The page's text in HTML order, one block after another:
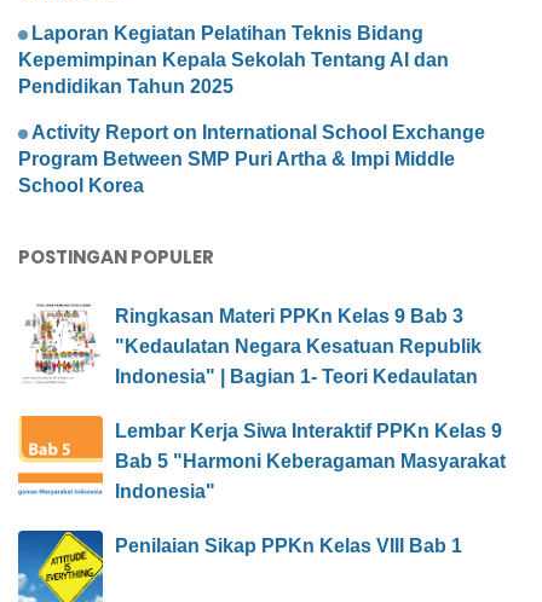
Laporan Kegiatan Pelatihan Teknis Bidang
Kepemimpinan Kepala Sekolah Tentang AI dan
Pendidikan Tahun 2025
Activity Report on International School Exchange
Program Between SMP Puri Artha & Impi Middle
School Korea
POSTINGAN POPULER
Ringkasan Materi PPKn Kelas 9 Bab 3
"Kedaulatan Negara Kesatuan Republik
Indonesia" | Bagian 1- Teori Kedaulatan
Lembar Kerja Siwa Interaktif PPKn Kelas 9
Bab 5 "Harmoni Keberagaman Masyarakat
Indonesia"
Penilaian Sikap PPKn Kelas VIII Bab 1